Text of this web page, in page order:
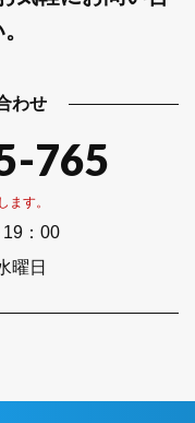
わせ
765
す。
：00
曜日